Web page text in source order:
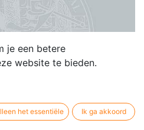
je een betere
website te bieden.
het essentiële Ik ga akkoord